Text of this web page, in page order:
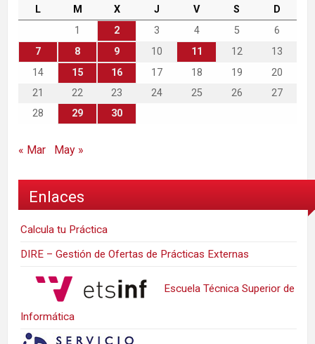
L M X J V S
D
1
2 3 4 5
6
7
8 9 10 11 12
13
14
15 16 17 18 19
20
21
22 23 24 25 26
27
28
29 30
« Mar May »
Enlaces
Calcula tu Práctica
DIRE – Gestión de Ofertas de Prácticas Externas
Escuela Técnica Superior de
Informática